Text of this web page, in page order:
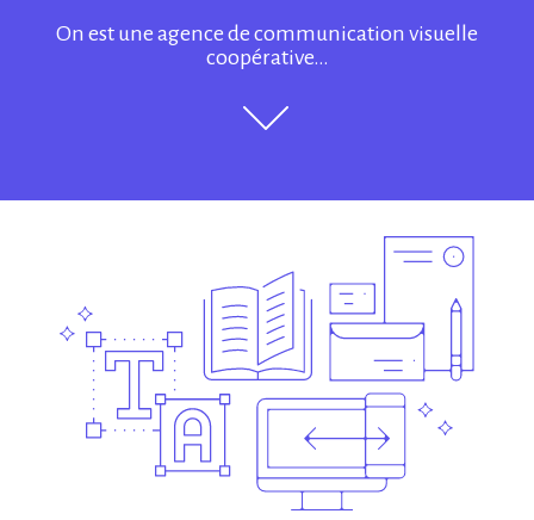
On est une agence de communication visuelle
coopérative…